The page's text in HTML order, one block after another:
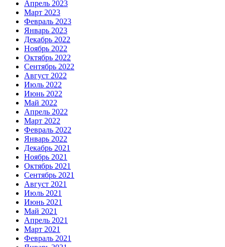
Апрель 2023
Март 2023
Февраль 2023
Январь 2023
Декабрь 2022
Ноябрь 2022
Октябрь 2022
Сентябрь 2022
Август 2022
Июль 2022
Июнь 2022
Май 2022
Апрель 2022
Март 2022
Февраль 2022
Январь 2022
Декабрь 2021
Ноябрь 2021
Октябрь 2021
Сентябрь 2021
Август 2021
Июль 2021
Июнь 2021
Май 2021
Апрель 2021
Март 2021
Февраль 2021